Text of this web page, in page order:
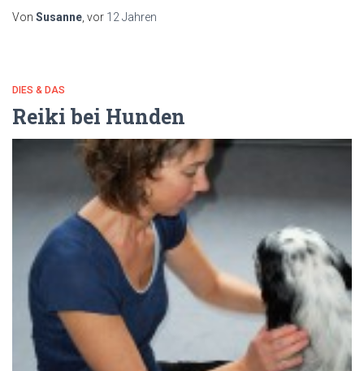
Von Susanne, vor 12 Jahren
DIES & DAS
Reiki bei Hunden